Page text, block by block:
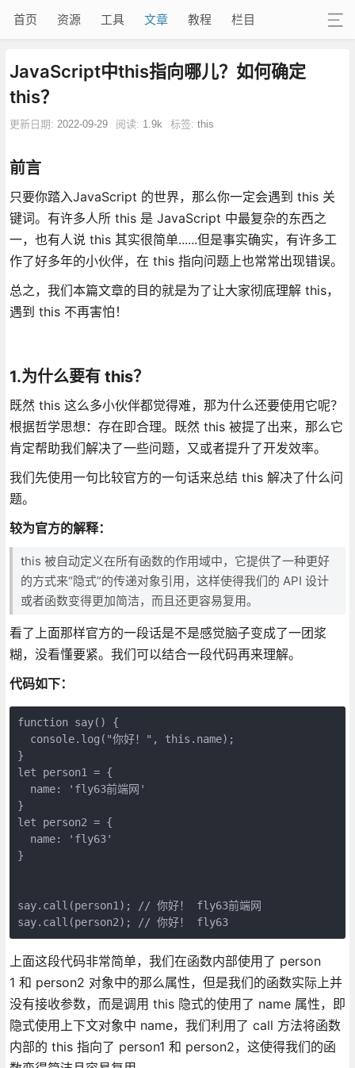
首页 资源 工具 文章 教程 栏目
JavaScript中this指向哪儿？如何确定
this？
更新日期: 2022-09-29 阅读: 1.9k 标签: this
前言
只要你踏入JavaScript 的世界，那么你一定会遇到 this 关
键词。有许多人所 this 是 JavaScript 中最复杂的东西之
一，也有人说 this 其实很简单......但是事实确实，有许多工
作了好多年的小伙伴，在 this 指向问题上也常常出现错误。
总之，我们本篇文章的目的就是为了让大家彻底理解 this，
遇到 this 不再害怕！
1.为什么要有 this？
既然 this 这么多小伙伴都觉得难，那为什么还要使用它呢？
根据哲学思想：存在即合理。既然 this 被提了出来，那么它
肯定帮助我们解决了一些问题，又或者提升了开发效率。
我们先使用一句比较官方的一句话来总结 this 解决了什么问
题。
较为官方的解释：
this 被自动定义在所有函数的作用域中，它提供了一种更好
的方式来“隐式”的传递对象引用，这样使得我们的 API 设计
或者函数变得更加简洁，而且还更容易复用。
看了上面那样官方的一段话是不是感觉脑子变成了一团浆
糊，没看懂要紧。我们可以结合一段代码再来理解。
代码如下：
function say() {
  console.log("你好！", this.name);
}
let person1 = {
  name: 'fly63前端网'
}
let person2 = {
  name: 'fly63'
}
say.call(person1); // 你好！ fly63前端网
say.call(person2); // 你好！ fly63
上面这段代码非常简单，我们在函数内部使用了 person
1 和 person2 对象中的那么属性，但是我们的函数实际上并
没有接收参数，而是调用 this 隐式的使用了 name 属性，即
隐式使用上下文对象中 name，我们利用了 call 方法将函数
内部的 this 指向了 person1 和 person2，这使得我们的函